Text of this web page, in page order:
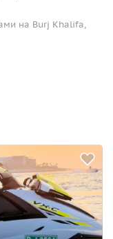
на Burj Khalifa,